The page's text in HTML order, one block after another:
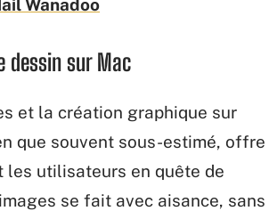
Wanadoo
dessin sur Mac
et la création graphique sur
que souvent sous-estimé, offre
les utilisateurs en quête de
se fait avec aisance, sans